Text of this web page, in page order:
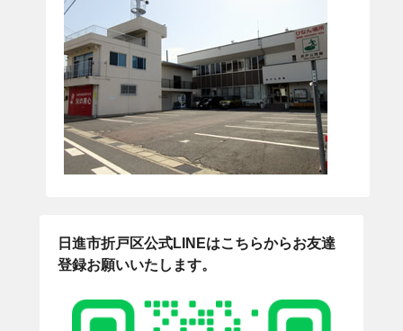
日進市折戸区公式LINEはこちらからお友達
登録お願いいたします。